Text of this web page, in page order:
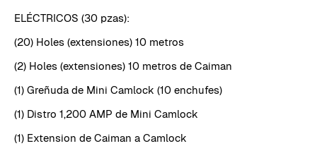
ELÉCTRICOS (30 pzas):
(20) Holes (extensiones) 10 metros
(2) Holes (extensiones) 10 metros de Caiman
(1) Greñuda de Mini Camlock (10 enchufes)
(1) Distro 1,200 AMP de Mini Camlock
(1) Extension de Caiman a Camlock